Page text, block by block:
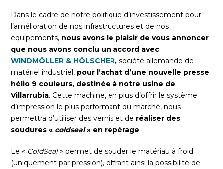
Dans le cadre de notre politique d’investissement pour
l’amélioration de nos infrastructures et de nos
équipements, nous avons le plaisir de vous annoncer
que nous avons conclu un accord avec
WINDMÖLLER & HÖLSCHER, société allemande de
matériel industriel, pour l’achat d’une nouvelle presse
hélio 9 couleurs, destinée à notre usine de
Villarrubia. Cette machine, en plus d’offrir le système
d’impression le plus performant du marché, nous
permettra d’utiliser des vernis et de réaliser des
soudures « coldseal» en repérage.
Le « ColdSeal» permet de souder le matériau à froid
(uniquement par pression), offrant ainsi la possibilité de